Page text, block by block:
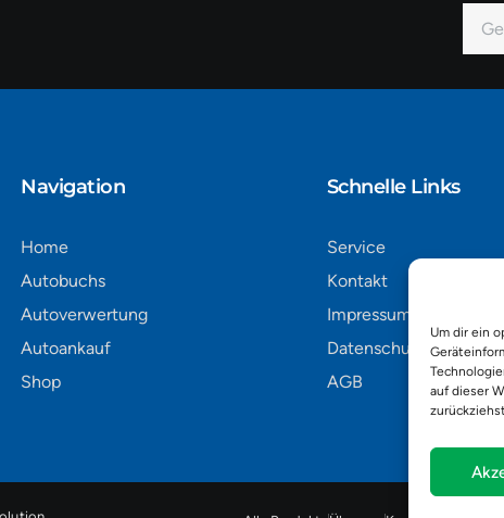
Um dir ein
auf dieser
Mail
Navigation​
Home
Autobuchs
Autoverwertung
Autoankauf
Shop
Schnelle Links
Service
Kontakt
Impressum
Datenschutz
AGB